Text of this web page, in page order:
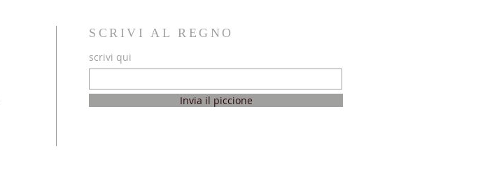
SCRIVI AL REGNO
scrivi qui
Invia il piccione